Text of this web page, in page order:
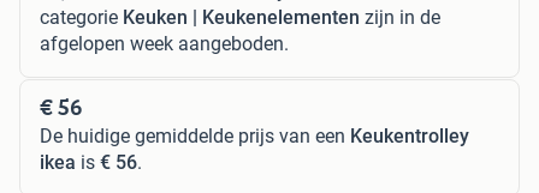
categorie Keuken | Keukenelementen zijn in de
afgelopen week aangeboden.
€ 56
De huidige gemiddelde prijs van een Keukentrolley
ikea is € 56.